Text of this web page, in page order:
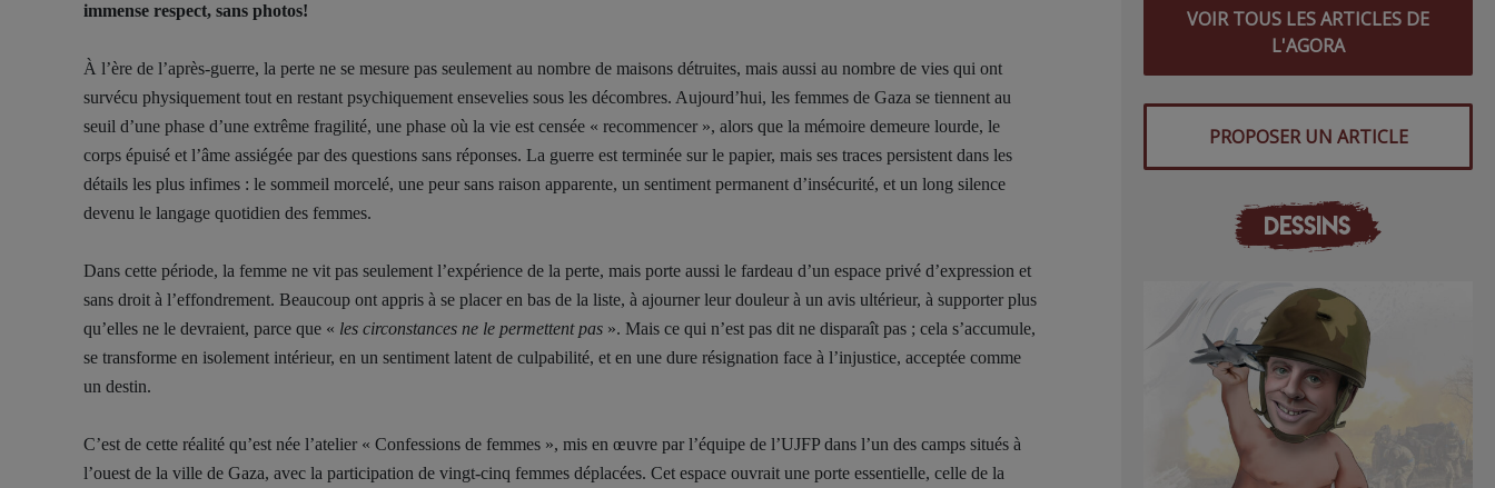
immense respect, sans photos!
À l’ère de l’après-guerre, la perte ne se mesure pas seulement au nombre de maisons détruites, mais aussi au nombre de vies qui ont
survécu physiquement tout en restant psychiquement ensevelies sous les décombres. Aujourd’hui, les femmes de Gaza se tiennent au
seuil d’une phase d’une extrême fragilité, une phase où la vie est censée « recommencer », alors que la mémoire demeure lourde, le
corps épuisé et l’âme assiégée par des questions sans réponses. La guerre est terminée sur le papier, mais ses traces persistent dans les
détails les plus infimes : le sommeil morcelé, une peur sans raison apparente, un sentiment permanent d’insécurité, et un long silence
devenu le langage quotidien des femmes.
Dans cette période, la femme ne vit pas seulement l’expérience de la perte, mais porte aussi le fardeau d’un espace privé d’expression et
sans droit à l’effondrement. Beaucoup ont appris à se placer en bas de la liste, à ajourner leur douleur à un avis ultérieur, à supporter plus
qu’elles ne le devraient, parce que « les circonstances ne le permettent pas ». Mais ce qui n’est pas dit ne disparaît pas ; cela s’accumule,
se transforme en isolement intérieur, en un sentiment latent de culpabilité, et en une dure résignation face à l’injustice, acceptée comme
un destin.
C’est de cette réalité qu’est née l’atelier « Confessions de femmes », mis en œuvre par l’équipe de l’UJFP dans l’un des camps situés à
l’ouest de la ville de Gaza, avec la participation de vingt-cinq femmes déplacées. Cet espace ouvrait une porte essentielle, celle de la
VOIR TOUS LES ARTICLES DE
L'AGORA
PROPOSER UN ARTICLE
DESSINS